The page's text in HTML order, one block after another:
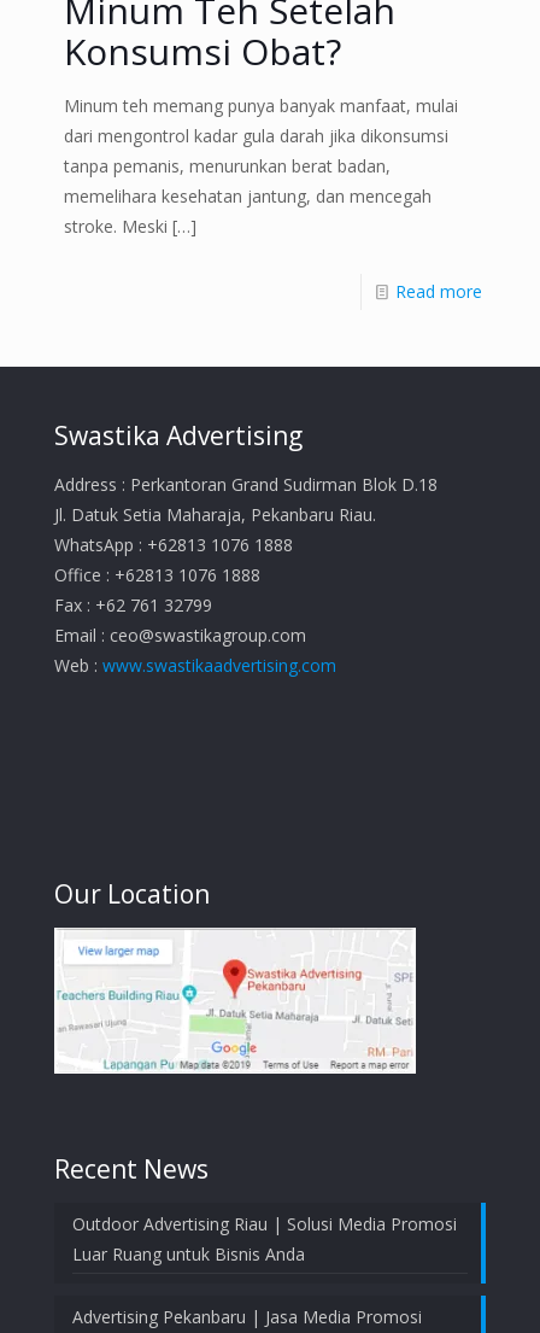
Konsumsi Obat?
Minum teh memang punya banyak manfaat, mulai
dari mengontrol kadar gula darah jika dikonsumsi
tanpa pemanis, menurunkan berat badan,
memelihara kesehatan jantung, dan mencegah
stroke. Meski […]
Read more
Swastika Advertising
Address : Perkantoran Grand Sudirman Blok D.18
Jl. Datuk Setia Maharaja, Pekanbaru Riau.
WhatsApp : +62813 1076 1888
Office : +62813 1076 1888
Fax : +62 761 32799
Email : ceo@swastikagroup.com
Web : www.swastikaadvertising.com
Our Location
Recent News
Outdoor Advertising Riau | Solusi Media Promosi
Luar Ruang untuk Bisnis Anda
Advertising Pekanbaru | Jasa Media Promosi